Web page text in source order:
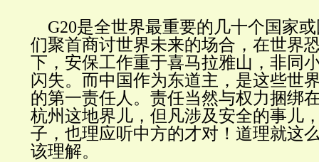
G20是全世界最重要的几十个国家
们聚首商讨世界未来的场合，在世界
下，安保工作重于喜马拉雅山，非同
闪失。而中国作为东道主，是这些世
的第一责任人。责任当然与权力捆绑
杭州这地界儿，但凡涉及安全的事儿
子，也理应听中方的才对！道理就这
该理解。